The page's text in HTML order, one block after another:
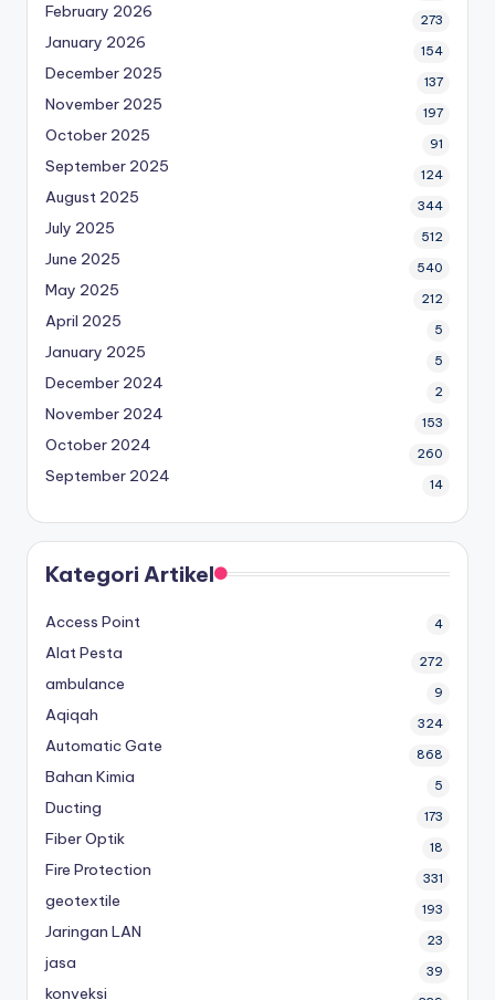
February 2026 273
January 2026 154
December 2025 137
November 2025 197
October 2025 91
September 2025 124
August 2025 344
July 2025 512
June 2025 540
May 2025 212
April 2025 5
January 2025 5
December 2024 2
November 2024 153
October 2024 260
September 2024 14
Kategori Artikel
Access Point 4
Alat Pesta 272
ambulance 9
Aqiqah 324
Automatic Gate 868
Bahan Kimia 5
Ducting 173
Fiber Optik 18
Fire Protection 331
geotextile 193
Jaringan LAN 23
jasa 39
konveksi